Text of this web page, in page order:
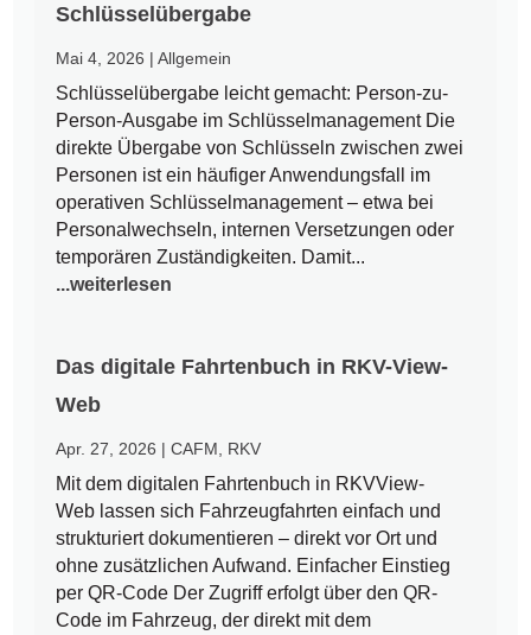
Schlüsselübergabe
Mai 4, 2026 |Allgemein
Schlüsselübergabe leicht gemacht: Person-zu-
Person-Ausgabe im Schlüsselmanagement Die
direkte Übergabe von Schlüsseln zwischen zwei
Personen ist ein häufiger Anwendungsfall im
operativen Schlüsselmanagement – etwa bei
Personalwechseln, internen Versetzungen oder
temporären Zuständigkeiten. Damit...
...weiterlesen
Das digitale Fahrtenbuch in RKV-View-
Web
Apr. 27, 2026 |CAFM RKV
Mit dem digitalen Fahrtenbuch in RKVView-
Web lassen sich Fahrzeugfahrten einfach und
strukturiert dokumentieren – direkt vor Ort und
ohne zusätzlichen Aufwand. Einfacher Einstieg
per QR-Code Der Zugriff erfolgt über den QR-
Code im Fahrzeug, der direkt mit dem